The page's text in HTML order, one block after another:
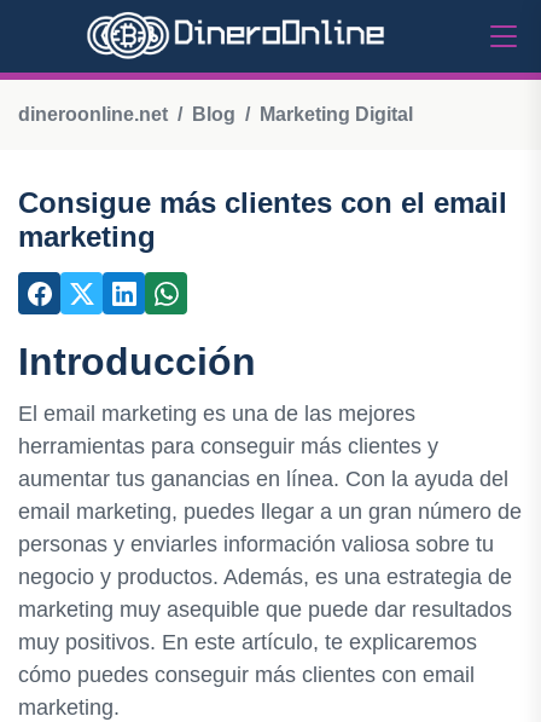
dineroonline.net Blog Marketing Digital
Consigue más clientes con el email
marketing
Introducción
El email marketing es una de las mejores
herramientas para conseguir más clientes y
aumentar tus ganancias en línea. Con la ayuda del
email marketing, puedes llegar a un gran número de
personas y enviarles información valiosa sobre tu
negocio y productos. Además, es una estrategia de
marketing muy asequible que puede dar resultados
muy positivos. En este artículo, te explicaremos
cómo puedes conseguir más clientes con email
marketing.